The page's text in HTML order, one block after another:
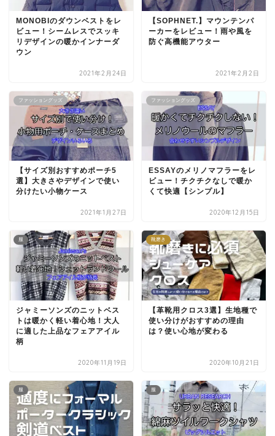
MONOBIのダウンベストをレ
ビュー！シームレスでスッキ
リデザインの暖かインナーダ
ウン
2021年2月24日
【SOPHNET.】マウンテンパ
ーカーをレビュー！雨や風を
防ぐ高機能アウター
2021年2月2日
ファッショングッズ
【サイズ別おすすめポーチ5
選】大きさやデザインで使い
分けたい小物ケース
2021年1月27日
ファッショングッズ
ESSAYのメリノマフラーをレ
ビュー！チクチクなしで暖か
くて快適【シンプル】
2020年12月15日
服
ジャミーソンズのニットベス
トは暖かく軽い着心地！大人
に適した上品なフェアアイル
柄
2020年11月19日
靴磨き
【革靴用クロス3選】生地種で
使い分けがおすすめの理由
は？使い心地が変わる
2020年10月21日
服 服